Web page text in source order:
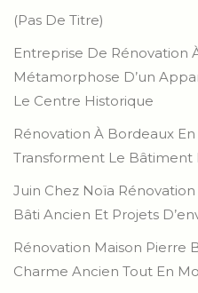
(pas De Titre)
Entreprise De Rénovation
Métamorphose D’un
Le Centre Historique
Rénovation À Bordeaux
Transforment Le Bâtiment
Juin Chez Noïa
Bâti Ancien Et Projets
Rénovation Maison Pierre
Charme Ancien Tout En